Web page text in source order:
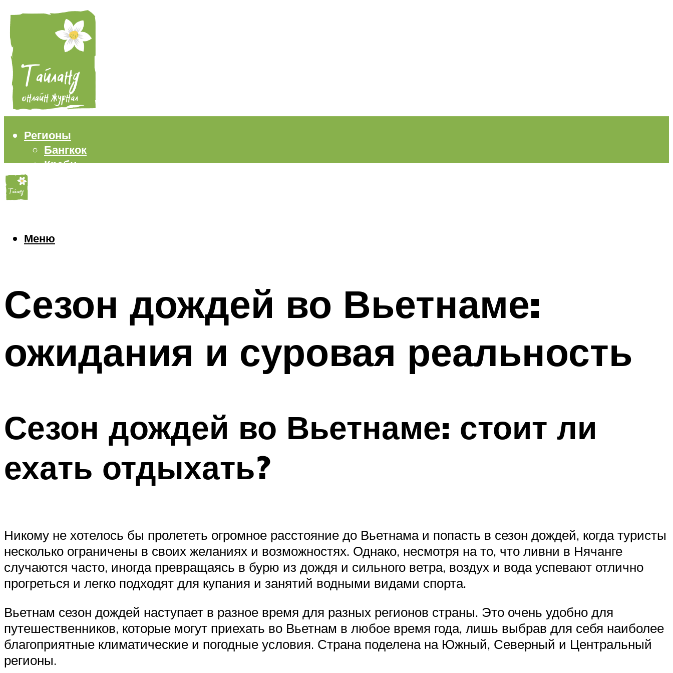
Регионы
Бангкок
Краби
Еда
Меню
Меню
Сезон дождей во Вьетнаме:
ожидания и суровая реальность
Сезон дождей во Вьетнаме: стоит ли
ехать отдыхать?
Никому не хотелось бы пролететь огромное расстояние до Вьетнама и попасть в сезон дождей, когда туристы
несколько ограничены в своих желаниях и возможностях. Однако, несмотря на то, что ливни в Нячанге
случаются часто, иногда превращаясь в бурю из дождя и сильного ветра, воздух и вода успевают отлично
прогреться и легко подходят для купания и занятий водными видами спорта.
Вьетнам сезон дождей наступает в разное время для разных регионов страны. Это очень удобно для
путешественников, которые могут приехать во Вьетнам в любое время года, лишь выбрав для себя наиболее
благоприятные климатические и погодные условия. Страна поделена на Южный, Северный и Центральный
регионы.